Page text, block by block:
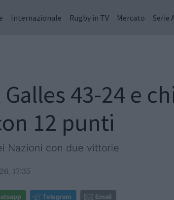
Internazionale Rugby in TV Mercato Serie
43-24 e
12 punti
Nazioni con due vittorie
17:35
Telegram Email